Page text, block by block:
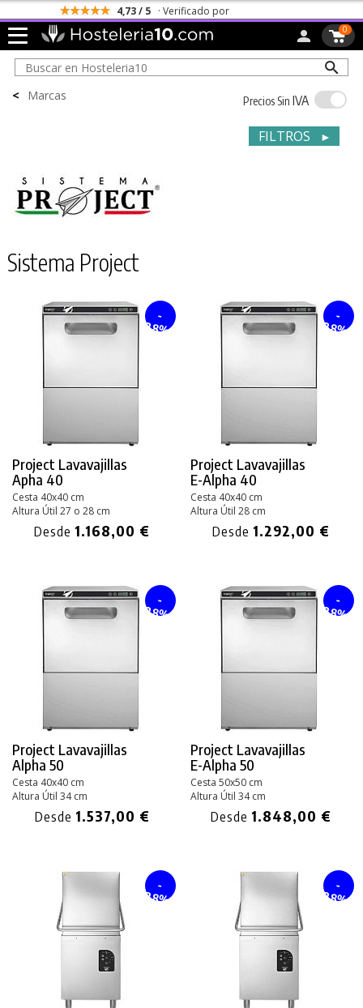
4,73 / 5 · Verificado por
0
< Marcas Precios Sin IVA
FILTROS ►
Sistema Project
-
28%
Project Lavavajillas
Apha 40
Cesta 40x40 cm
Altura Útil 27 o 28 cm
Desde 1.168,00 €
-
28%
Project Lavavajillas
E-Alpha 40
Cesta 40x40 cm
Altura Útil 28 cm
Desde 1.292,00 €
-
28%
Project Lavavajillas
Alpha 50
Cesta 40x40 cm
Altura Útil 34 cm
Desde 1.537,00 €
-
28%
Project Lavavajillas
E-Alpha 50
Cesta 50x50 cm
Altura Útil 34 cm
Desde 1.848,00 €
-
28%
-
28%